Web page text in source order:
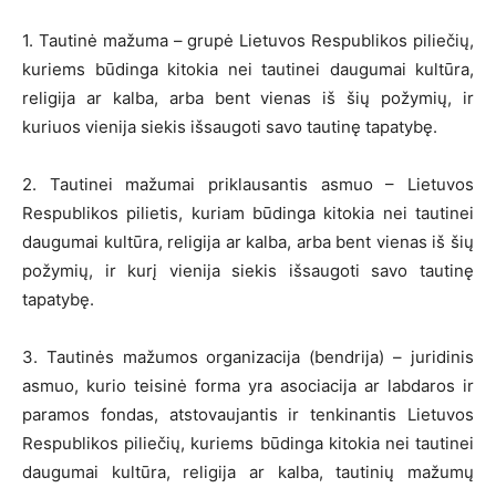
1. Tautinė mažuma – grupė Lietuvos Respublikos piliečių,
kuriems būdinga kitokia nei tautinei daugumai kultūra,
religija ar kalba, arba bent vienas iš šių požymių, ir
kuriuos vienija siekis išsaugoti savo tautinę tapatybę.
2. Tautinei mažumai priklausantis asmuo – Lietuvos
Respublikos pilietis, kuriam būdinga kitokia nei tautinei
daugumai kultūra, religija ar kalba, arba bent vienas iš šių
požymių, ir kurį vienija siekis išsaugoti savo tautinę
tapatybę.
3. Tautinės mažumos organizacija (bendrija) – juridinis
asmuo, kurio teisinė forma yra asociacija ar labdaros ir
paramos fondas, atstovaujantis ir tenkinantis Lietuvos
Respublikos piliečių, kuriems būdinga kitokia nei tautinei
daugumai kultūra, religija ar kalba, tautinių mažumų